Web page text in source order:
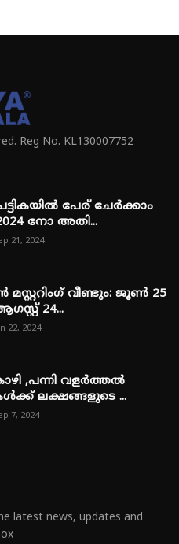
Reg No. KL130007752
പേര് ചേർക്കാം
നോ അതി...
21, 2024
വീണ്ടും: ജൂൺ 25
24...
22, 2024
,പന്നി വളർത്തൽ
ലക്ഷങ്ങളുടെ ...
7, 2024
latest news, updates and